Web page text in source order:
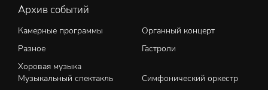
Архив событий
Камерные программы
Органный концерт
Разное
Гастроли
Хоровая музыка
Музыкальный спектакль
Симфонический оркестр